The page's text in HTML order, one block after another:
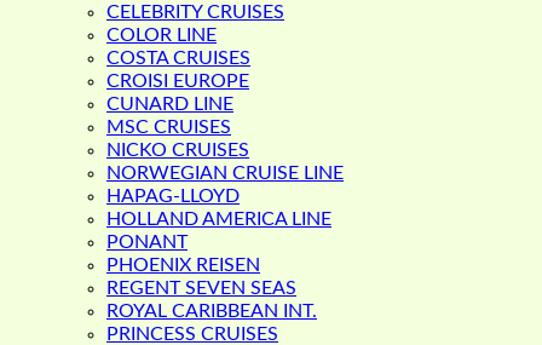
CELEBRITY CRUISES
COLOR LINE
COSTA CRUISES
CROISI EUROPE
CUNARD LINE
MSC CRUISES
NICKO CRUISES
NORWEGIAN CRUISE LINE
HAPAG-LLOYD
HOLLAND AMERICA LINE
PONANT
PHOENIX REISEN
REGENT SEVEN SEAS
ROYAL CARIBBEAN INT.
PRINCESS CRUISES